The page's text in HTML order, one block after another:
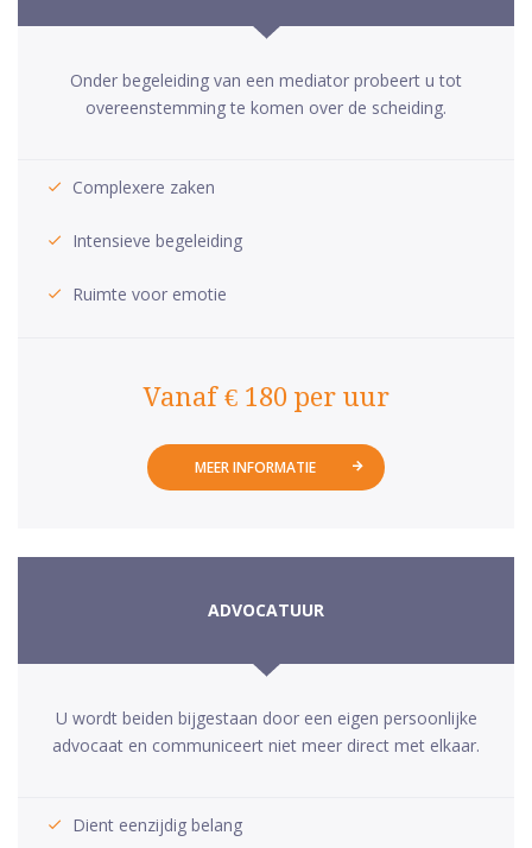
Onder begeleiding van een mediator probeert u tot
overeenstemming te komen over de scheiding.
Complexere zaken
Intensieve begeleiding
Ruimte voor emotie
Vanaf € 180 per uur
MEER INFORMATIE
ADVOCATUUR
U wordt beiden bijgestaan door een eigen persoonlijke
advocaat en communiceert niet meer direct met elkaar.
Dient eenzijdig belang